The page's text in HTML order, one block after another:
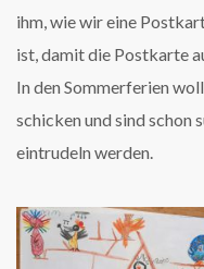
ihm, wie wir eine
ist, damit die Postkarte
In den Sommerferien
schicken und sind schon
eintrudeln werden.